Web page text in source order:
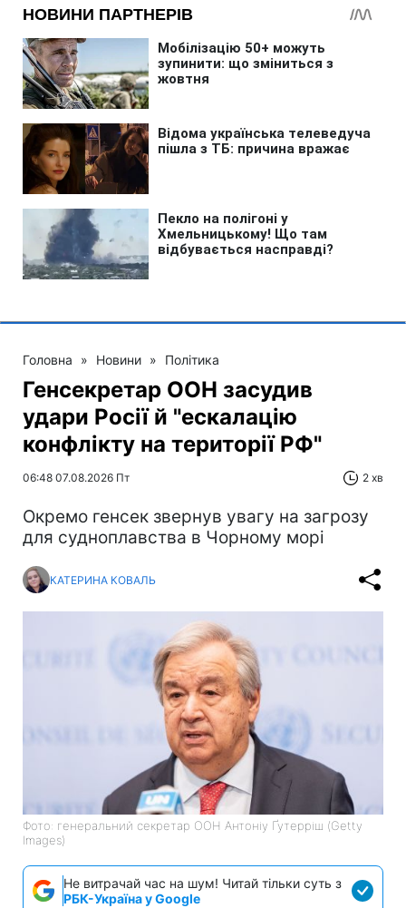
Головна » Новини » Політика
Генсекретар ООН засудив
удари Росії й "ескалацію
конфлікту на території РФ"
06:48 07.08.2026 Пт 2 хв
Окремо генсек звернув увагу на загрозу
для судноплавства в Чорному морі
КАТЕРИНА КОВАЛЬ
Фото: генеральний секретар ООН Антоніу Ґутерріш (Getty
Images)
Не витрачай час на шум! Читай тільки суть з
РБК-Україна у Google